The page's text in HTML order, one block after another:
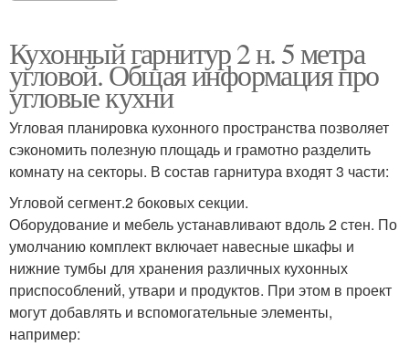
Кухонный гарнитур 2 н. 5 метра
угловой. Общая информация про
угловые кухни
Угловая планировка кухонного пространства позволяет
сэкономить полезную площадь и грамотно разделить
комнату на секторы. В состав гарнитура входят 3 части:
Угловой сегмент.2 боковых секции.
Оборудование и мебель устанавливают вдоль 2 стен. По
умолчанию комплект включает навесные шкафы и
нижние тумбы для хранения различных кухонных
приспособлений, утвари и продуктов. При этом в проект
могут добавлять и вспомогательные элементы,
например: